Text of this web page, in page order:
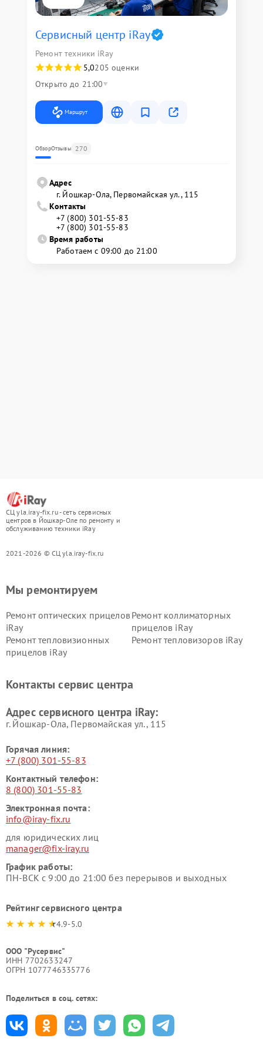
Сервисный центр iRay
Ремонт техники iRay
5,0205 оценки
Открыто до 21:00
Маршрут
ОбзорОтзывы 270
Адрес
г. Йошкар-Ола, Первомайская ул., 115
Контакты
+7 (800) 301-55-83
+7 (800) 301-55-83
Время работы
Работаем с 09:00 до 21:00
СЦ yla.iray-fix.ru - сеть сервисных
центров в Йошкар-Оле по ремонту и
обслуживанию техники iRay
2021-2026 © СЦ yla.iray-fix.ru
Мы ремонтируем
Ремонт оптических прицелов
iRay
Ремонт коллиматорных
прицелов iRay
Ремонт тепловизионных
прицелов iRay
Ремонт тепловизоров iRay
Контакты сервис центра
Адрес сервисного центра iRay:
г. Йошкар-Ола, Первомайская ул., 115
Горячая линия:
+7 (800) 301-55-83
Контактный телефон:
8 (800) 301-55-83
Электронная почта:
info@iray-fix.ru
для юридических лиц
manager@fix-iray.ru
График работы:
ПН-ВСК с 9:00 до 21:00 без перерывов и выходных
Рейтинг сервисного центра
4.9-5.0
ООО "Русервис"
ИНН 7702633247
ОГРН 1077746335776
Поделиться в соц. сетях: